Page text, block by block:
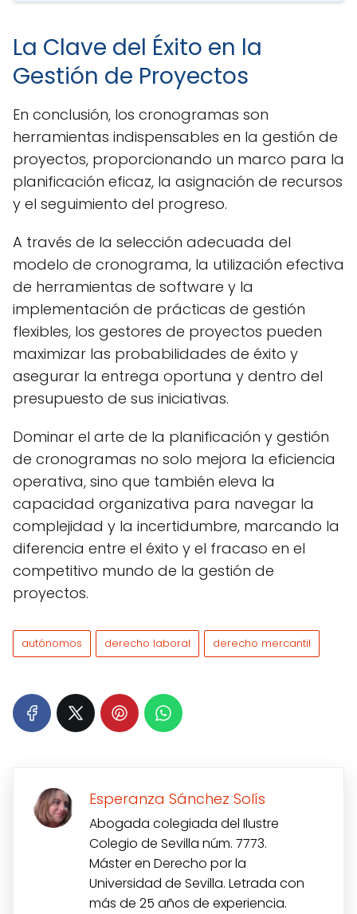
La Clave del Éxito en la
Gestión de Proyectos
En conclusión, los cronogramas son
herramientas indispensables en la gestión de
proyectos, proporcionando un marco para la
planificación eficaz, la asignación de recursos
y el seguimiento del progreso.
A través de la selección adecuada del
modelo de cronograma, la utilización efectiva
de herramientas de software y la
implementación de prácticas de gestión
flexibles, los gestores de proyectos pueden
maximizar las probabilidades de éxito y
asegurar la entrega oportuna y dentro del
presupuesto de sus iniciativas.
Dominar el arte de la planificación y gestión
de cronogramas no solo mejora la eficiencia
operativa, sino que también eleva la
capacidad organizativa para navegar la
complejidad y la incertidumbre, marcando la
diferencia entre el éxito y el fracaso en el
competitivo mundo de la gestión de
proyectos.
autónomos derecho laboral derecho mercantil
Esperanza Sánchez Solís
Abogada colegiada del Ilustre
Colegio de Sevilla núm. 7773.
Máster en Derecho por la
Universidad de Sevilla. Letrada con
más de 25 años de experiencia.